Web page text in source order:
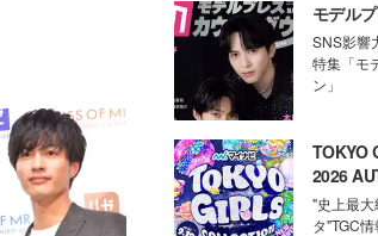
モデル
SNS影響
特集「モ
ン」
TOKYO
2026
デルプ
"史上最
タ"TGC